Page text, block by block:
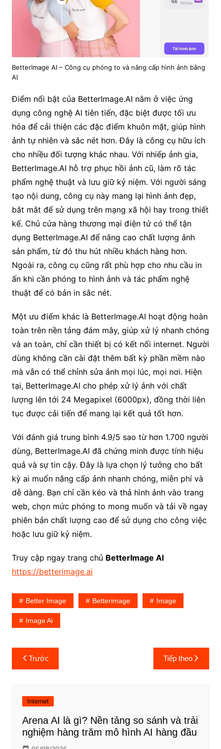
BetterImage AI – Công cụ phóng to và nâng cấp hình ảnh bằng
AI
Điểm nổi bật của BetterImage.AI nằm ở việc ứng
dụng công nghệ AI tiên tiến, đặc biệt được tối ưu
hóa để cải thiện các đặc điểm khuôn mặt, giúp hình
ảnh tự nhiên và sắc nét hơn. Đây là công cụ hữu ích
cho nhiều đối tượng khác nhau. Với nhiếp ảnh gia,
BetterImage.AI hỗ trợ phục hồi ảnh cũ, làm rõ tác
phẩm nghệ thuật và lưu giữ kỷ niệm. Với người sáng
tạo nội dung, công cụ này mang lại hình ảnh đẹp,
bắt mắt để sử dụng trên mạng xã hội hay trong thiết
kế. Chủ cửa hàng thương mại điện tử có thể tận
dụng BetterImage.AI để nâng cao chất lượng ảnh
sản phẩm, từ đó thu hút nhiều khách hàng hơn.
Ngoài ra, công cụ cũng rất phù hợp cho nhu cầu in
ấn khi cần phóng to hình ảnh và tác phẩm nghệ
thuật để có bản in sắc nét.
Một ưu điểm khác là BetterImage.AI hoạt động hoàn
toàn trên nền tảng đám mây, giúp xử lý nhanh chóng
và an toàn, chỉ cần thiết bị có kết nối internet. Người
dùng không cần cài đặt thêm bất kỳ phần mềm nào
mà vẫn có thể chỉnh sửa ảnh mọi lúc, mọi nơi. Hiện
tại, BetterImage.AI cho phép xử lý ảnh với chất
lượng lên tới 24 Megapixel (6000px), đồng thời liên
tục được cải tiến để mang lại kết quả tốt hơn.
Với đánh giá trung bình 4.9/5 sao từ hơn 1.700 người
dùng, BetterImage.AI đã chứng minh được tính hiệu
quả và sự tin cậy. Đây là lựa chọn lý tưởng cho bất
kỳ ai muốn nâng cấp ảnh nhanh chóng, miễn phí và
dễ dàng. Bạn chỉ cần kéo và thả hình ảnh vào trang
web, chọn mức phóng to mong muốn và tải về ngay
phiên bản chất lượng cao để sử dụng cho công việc
hoặc lưu giữ kỷ niệm.
Truy cập ngay trang chủ BetterImage AI
https://betterimage.ai
Better Image Betterimage Image
Image Ai
Điều
hướng
viết
Trước Tiếp theo
Internet
Arena AI là gì? Nền tảng so sánh và trải
nghiệm hàng trăm mô hình AI hàng đầu